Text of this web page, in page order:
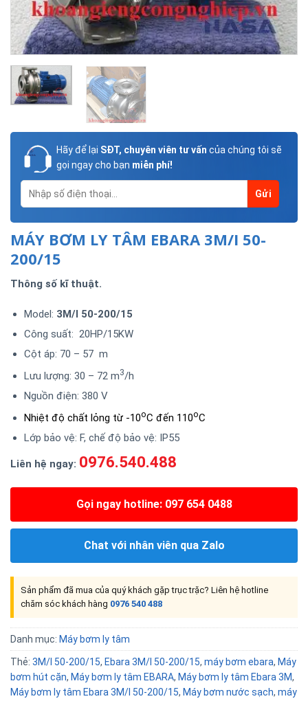
Hãy để lại SĐT, chuyên viên tư vấn của chúng tôi sẽ
gọi ngay cho bạn miễn phí!
MÁY BƠM LY TÂM EBARA 3M/I 50-
200/15
Thông số kĩ thuật.
Model: 3M/I 50-200/15
Công suất: 20HP/15KW
Cột áp: 70 – 57 m
Lưu lượng: 30 – 72 m3/h
Nguồn điện: 380 V
Nhiệt độ chất lỏng từ -10oC đến 110oC
Lớp bảo vệ: F, chế độ bảo vệ: IP55
Liên hệ ngay: 0976.540.488
Gọi ngay hotline: 097 654 0488
Chat với nhân viên qua Zalo
Sản phẩm đã mua của quý khách gặp trục trặc? Liên hệ hotline
chăm sóc khách hàng 0976 540 488
Danh mục: Máy bơm ly tâm
Thẻ: 3M/I 50-200/15, Ebara 3M/I 50-200/15, máy bơm ebara, Máy
bơm hút cặn, Máy bơm ly tâm EBARA, Máy bơm ly tâm Ebara 3M,
Máy bơm ly tâm Ebara 3M/I 50-200/15, Máy bơm nước sạch, máy